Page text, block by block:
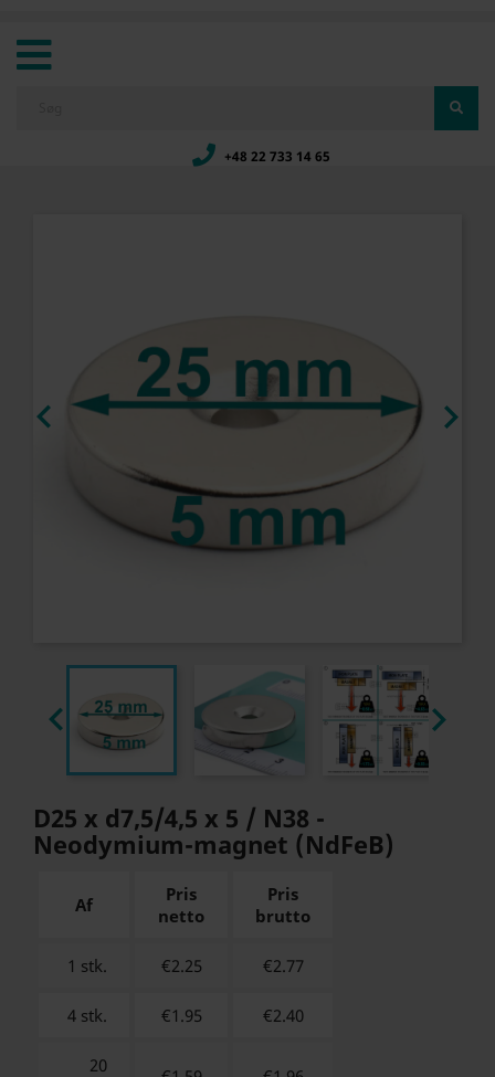
+48 22 733 14 65
 
 
D25 x d7,5/4,5 x 5 / N38 -
Neodymium-magnet (NdFeB)
Af
Pris
netto
Pris
brutto
1 stk. €2.25 €2.77
4 stk. €1.95 €2.40
20